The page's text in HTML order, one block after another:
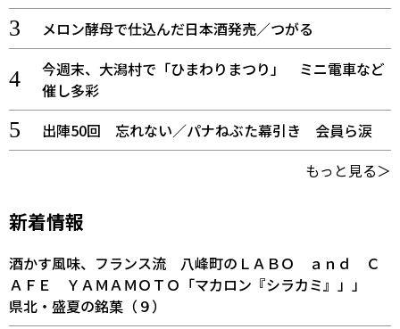
メロン酵母で仕込んだ日本酒発売／つがる
今週末、大潟村で「ひまわりまつり」 ミニ電車など
催し多彩
出陣50回 忘れない／パナねぶた幕引き 会員ら涙
もっと見る＞
新着情報
酒かす風味、フランス流 八峰町のＬＡＢＯ ａｎｄ Ｃ
ＡＦＥ ＹＡＭＡＭＯＴＯ「マカロン『シラカミ』」」
県北・盛夏の銘菓（９）